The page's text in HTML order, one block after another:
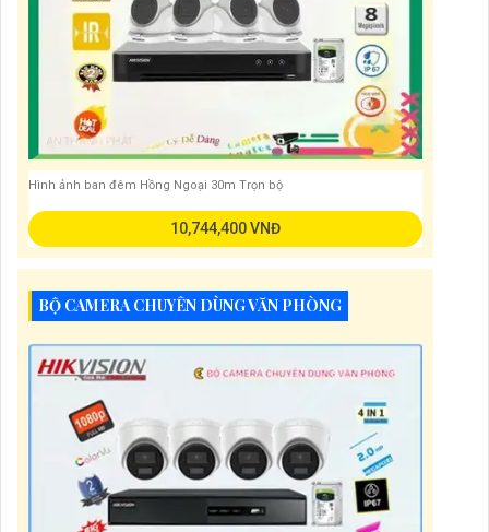
Hình ảnh ban đêm Hồng Ngoại 30m Trọn bộ
10,744,400 VNĐ
BỘ CAMERA CHUYÊN DÙNG VĂN PHÒNG